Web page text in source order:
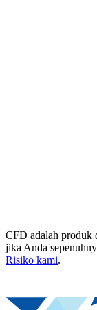
CFD adalah produk
jika Anda
Risiko kami.